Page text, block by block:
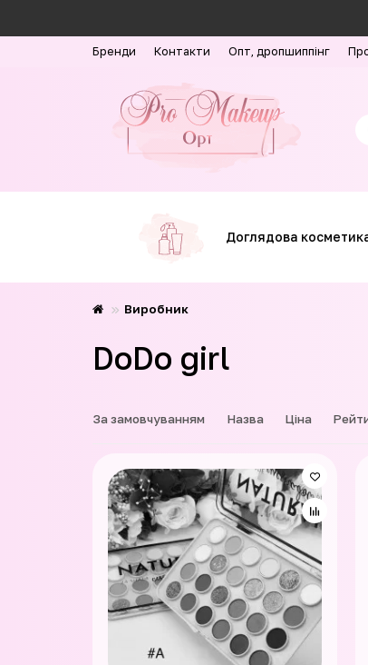
Бренди Контакти Опт, дропшиппінг
Доглядова
Виробник
DoDo girl
За замовчуванням Назва Ціна